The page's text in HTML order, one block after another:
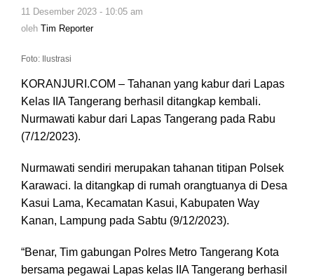
di
11 Desember 2023 - 10:05 am
oleh Tim Reporter
Foto: Ilustrasi
KORANJURI.COM – Tahanan yang kabur dari Lapas
Kelas IIA Tangerang berhasil ditangkap kembali.
Nurmawati kabur dari Lapas Tangerang pada Rabu
(7/12/2023).
Nurmawati sendiri merupakan tahanan titipan Polsek
Karawaci. Ia ditangkap di rumah orangtuanya di Desa
Kasui Lama, Kecamatan Kasui, Kabupaten Way
Kanan, Lampung pada Sabtu (9/12/2023).
“Benar, Tim gabungan Polres Metro Tangerang Kota
bersama pegawai Lapas kelas IIA Tangerang berhasil